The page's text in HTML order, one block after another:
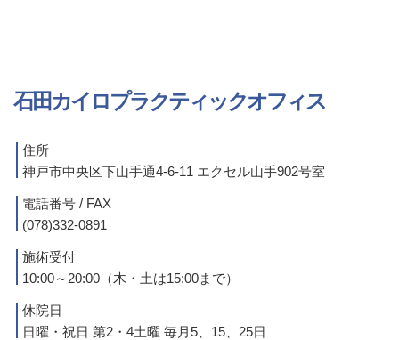
石田カイロプラクティックオフィス
住所
神戸市中央区下山手通4-6-11 エクセル山手902号室
電話番号 / FAX
(078)332-0891
施術受付
10:00～20:00（木・土は15:00まで）
休院日
日曜・祝日 第2・4土曜 毎月5、15、25日